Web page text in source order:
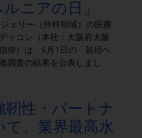
ニアの日」
ェリー（外科領域）の医療
ィコン（本社：大阪府大阪
弥）は、6月1日の「鼠径ヘ
調査の結果を公表しまし
靭性・パートナ
て、業界最高水